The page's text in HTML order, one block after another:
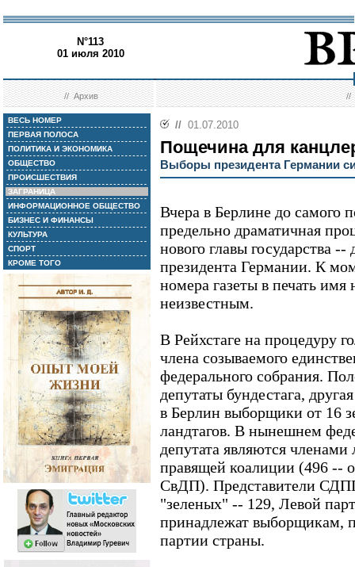
N°113
01 июля 2010
//Архив //
ВЕСЬ НОМЕР
ПЕРВАЯ ПОЛОСА
ПОЛИТИКА И ЭКОНОМИКА
ОБЩЕСТВО
ПРОИСШЕСТВИЯ
ЗАГРАНИЦА
ИНФОРМАЦИОННОЕ ОБЩЕСТВО
БИЗНЕС И ФИНАНСЫ
КУЛЬТУРА
СПОРТ
КРОМЕ ТОГО
// 01.07.2010
Пощечина для
Выборы президента Германии
Вчера в Берлине до самого
предельно драматичная
нового главы государства --
президента Германии. К
номера газеты в печать имя
неизвестным.
В Рейхстаге на процедуру
члена созываемого
федерального собрания.
депутаты бундестага,
в Берлин выборщики от 16
ландтагов. В нынешнем
депутата являются
правящей коалиции (496
СвДП). Представители
"зеленых" -- 129, Левой
принадлежат выборщикам,
партии страны.